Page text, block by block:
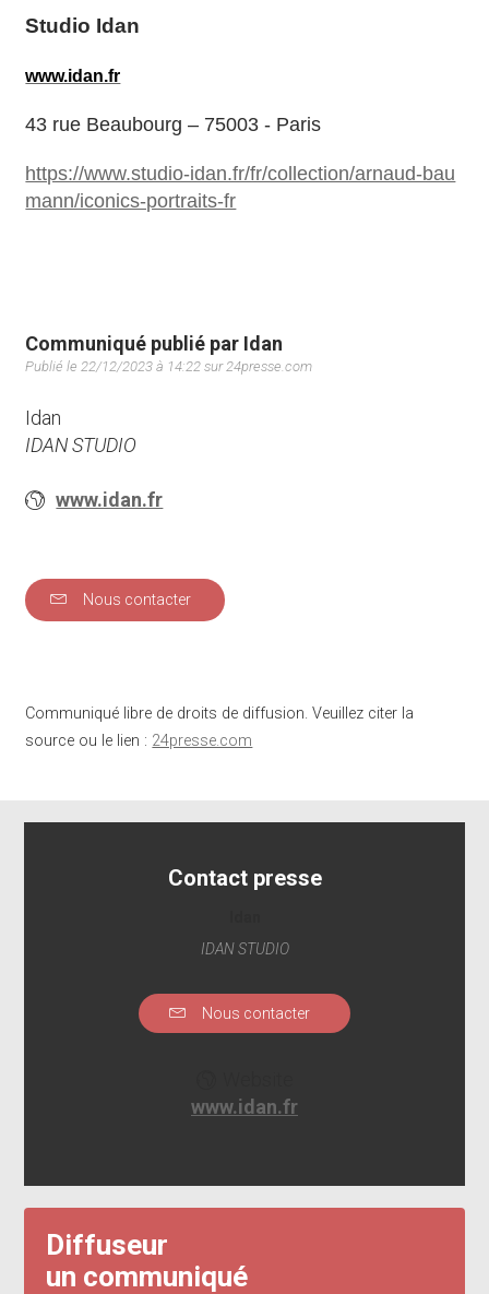
Studio Idan
www.idan.fr
43 rue Beaubourg – 75003 - Paris
https://www.studio-idan.fr/fr/collection/arnaud-bau
mann/iconics-portraits-fr
Communiqué publié par Idan
Publié le 22/12/2023 à 14:22 sur 24presse.com
Idan
IDAN STUDIO
www.idan.fr
Nous contacter
Communiqué libre de droits de diffusion. Veuillez citer la
source ou le lien : 24presse.com
Contact presse
IDAN STUDIO
Nous contacter
www.idan.fr
Diffuseur
un communiqué